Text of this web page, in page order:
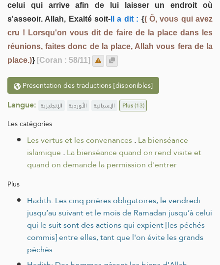
celui qui arrive afin de lui laisser un endroit où
s'asseoir. Allah, Exalté soit- Il a dit : {( Ô, vous qui avez
cru ! Lorsqu'on vous dit de faire de la place dans les
réunions, faites donc de la place, Allah vous fera de la
place.)} [Coran : 58/11]
Présentation des traductions [disponibles]
Langue: الإنجليزية الأوردية الإسبانية Plus(13)
Les catégories
Les vertus et les convenances.La bienséance
islamique .La bienséance quand on rend visite et
quand on demande la permission d'entrer
Plus
Hadith: Les cinq prières obligatoires, le vendredi
jusqu’au suivant et le mois de Ramadan jusqu’à celui
qui le suit sont des actions qui expient [les péchés
commis] entre elles, tant que l'on évite les grands
péchés.